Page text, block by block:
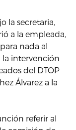
la secretaria,
a la empleada,
nada al
la intervención
del DTOP
Álvarez a la
referir al